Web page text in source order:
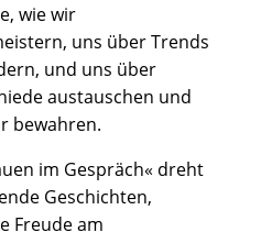
wie wir
uns über Trends
und uns über
austauschen und
bewahren.
im Gespräch« dreht
Geschichten,
Freude am